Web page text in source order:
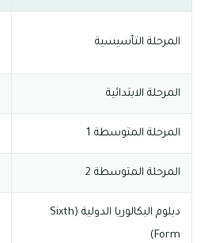
المرحلة التأسيسية
المرحلة الابتدائية
المرحلة المتوسطة 1
المرحلة المتوسطة 2
دبلوم البكالوريا الدولية (Sixth
Form)